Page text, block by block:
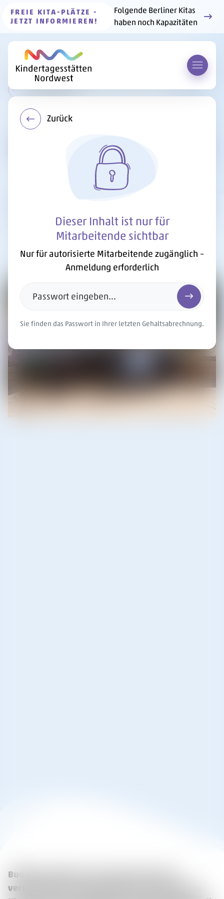
FREIE KITA-PLÄTZE -
JETZT INFORMIEREN!
Folgende Berliner Kitas
haben noch Kapazitäten
Zurück
Dieser Inhalt ist nur für
Mitarbeitende sichtbar
Nur für autorisierte Mitarbeitende zugänglich –
Anmeldung erforderlich
Passwort eingeben...
Passwort
Sie finden das Passwort in Ihrer letzten Gehaltsabrechnung.
Zur Übersicht
Mit kleinen Händen Großes
wachsen lassen –
Gartenprojekte in der Kita
Düsseldorfer Straße
Buddeln, pflanzen, säen und ernten: Mit
verschiedenen Gartenprojekten entdecken die